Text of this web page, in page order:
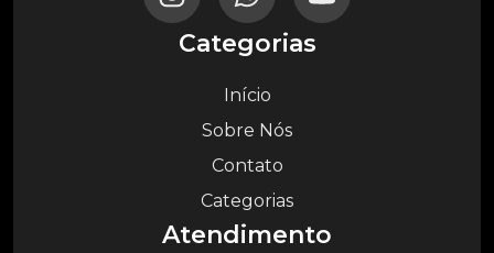
Categorias
Início
Sobre Nós
Contato
Categorias
Atendimento